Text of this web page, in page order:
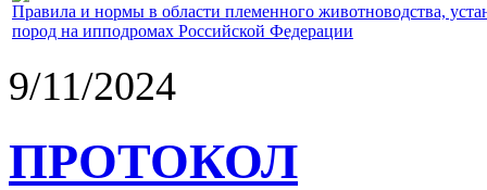
Правила и нормы в области племенного животноводства,
пород на ипподромах Российской Федерации
9/11/2024
ПРОТОКОЛ